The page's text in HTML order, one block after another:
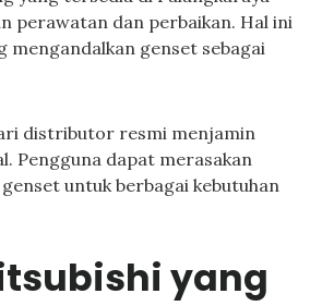
perawatan dan perbaikan. Hal ini
mengandalkan genset sebagai
distributor resmi menjamin
Pengguna dapat merasakan
untuk berbagai kebutuhan
yang